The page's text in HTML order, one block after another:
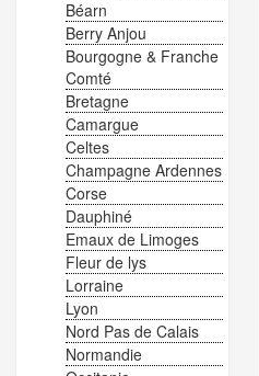
Béarn
Berry Anjou
Bourgogne & Franche
Comté
Bretagne
Camargue
Celtes
Champagne Ardennes
Corse
Dauphiné
Emaux de Limoges
Fleur de lys
Lorraine
Lyon
Nord Pas de Calais
Normandie